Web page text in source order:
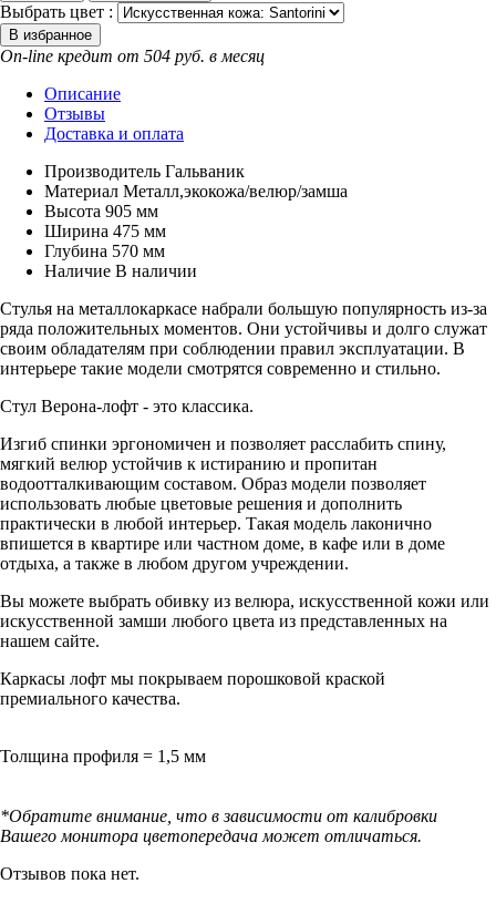
Выбрать цвет :
On-line кредит от 504 руб. в месяц
Описание
Отзывы
Доставка и оплата
Производитель Гальваник
Материал Металл,экокожа/велюр/замша
Высота 905 мм
Ширина 475 мм
Глубина 570 мм
Наличие В наличии
Стулья на металлокаркасе набрали большую популярность из-за
ряда положительных моментов. Они устойчивы и долго служат
своим обладателям при соблюдении правил эксплуатации. В
интерьере такие модели смотрятся современно и стильно.
Стул Верона-лофт - это классика.
Изгиб спинки эргономичен и позволяет расслабить спину,
мягкий велюр устойчив к истиранию и пропитан
водоотталкивающим составом. Образ модели позволяет
использовать любые цветовые решения и дополнить
практически в любой интерьер. Такая модель лаконично
впишется в квартире или частном доме, в кафе или в доме
отдыха, а также в любом другом учреждении.
Вы можете выбрать обивку из велюра, искусственной кожи или
искусственной замши любого цвета из представленных на
нашем сайте.
Каркасы лофт мы покрываем порошковой краской
премиального качества.
Толщина профиля = 1,5 мм
*Обратите внимание, что в зависимости от калибровки
Вашего монитора цветопередача может отличаться.
Отзывов пока нет.